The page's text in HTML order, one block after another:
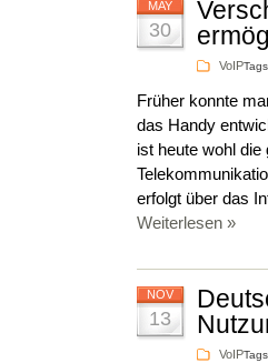
MAY
30
VoIP
Früher konnte
das Handy
ist heute wohl
erfolgt über das
Weiterlesen »
NOV
13
VoIP